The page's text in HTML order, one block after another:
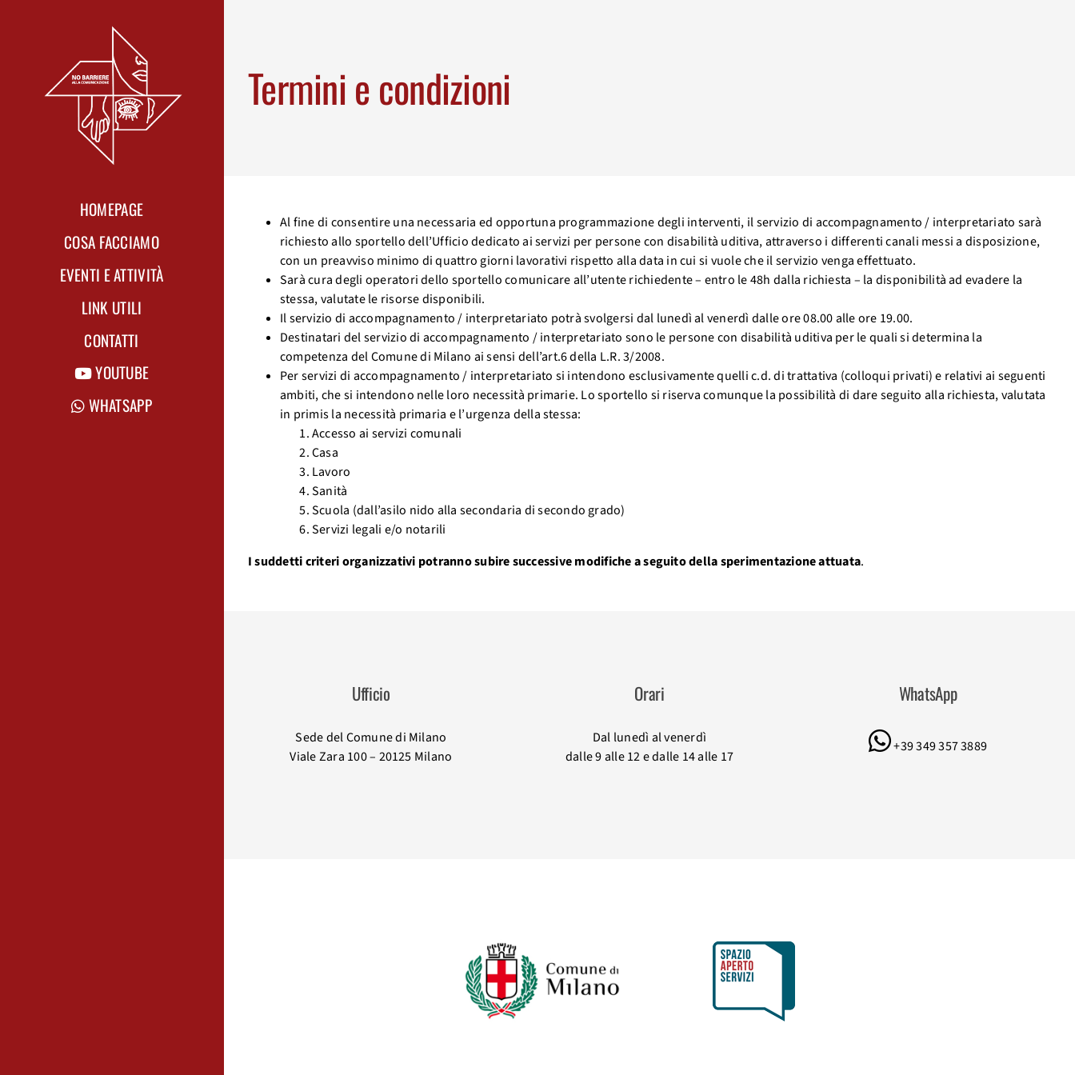
HOMEPAGE
COSA FACCIAMO
EVENTI E ATTIVITÀ
LINK UTILI
CONTATTI
YOUTUBE
WHATSAPP
Termini e condizioni
Al fine di consentire una necessaria ed opportuna programmazione degli interventi, il servizio di accompagnamento / interpretariato sarà
richiesto allo sportello dell’Ufficio dedicato ai servizi per persone con disabilità uditiva, attraverso i differenti canali messi a disposizione,
con un preavviso minimo di quattro giorni lavorativi rispetto alla data in cui si vuole che il servizio venga effettuato.
Sarà cura degli operatori dello sportello comunicare all’utente richiedente – entro le 48h dalla richiesta – la disponibilità ad evadere la
stessa, valutate le risorse disponibili.
Il servizio di accompagnamento / interpretariato potrà svolgersi dal lunedì al venerdì dalle ore 08.00 alle ore 19.00.
Destinatari del servizio di accompagnamento / interpretariato sono le persone con disabilità uditiva per le quali si determina la
competenza del Comune di Milano ai sensi dell’art.6 della L.R. 3/2008.
Per servizi di accompagnamento / interpretariato si intendono esclusivamente quelli c.d. di trattativa (colloqui privati) e relativi ai seguenti
ambiti, che si intendono nelle loro necessità primarie. Lo sportello si riserva comunque la possibilità di dare seguito alla richiesta, valutata
in primis la necessità primaria e l’urgenza della stessa:
Accesso ai servizi comunali
Casa
Lavoro
Sanità
Scuola (dall’asilo nido alla secondaria di secondo grado)
Servizi legali e/o notarili
I suddetti criteri organizzativi potranno subire successive modifiche a seguito della sperimentazione attuata.
Ufficio
Sede del Comune di Milano
Viale Zara 100 – 20125 Milano
Orari
Dal lunedì al venerdì
dalle 9 alle 12 e dalle 14 alle 17
WhatsApp
+39 349 357 3889